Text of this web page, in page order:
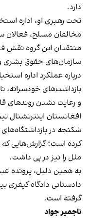
دارد.
تحت رهبری او، اداره
مخالفان مسلح، فعالان
منتقدان این گروه نقش
سازمان‌های حقوق بشری
درباره عملکرد اداره
بازداشت‌های خودسرانه،
و رعایت نشدن روندهای
افغانستان اینترنشنال
شکنجه در بازداشتگاه‌های
کرده است؛ گزارش‌هایی
ملل را نیز در پی داشت.
به همین دلیل، پرونده
دادستانی دادگاه کیفری
گرفته است.
تاجمیر جواد